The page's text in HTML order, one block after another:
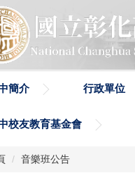
簡介 行政單位
校友教育基金會
音樂班公告